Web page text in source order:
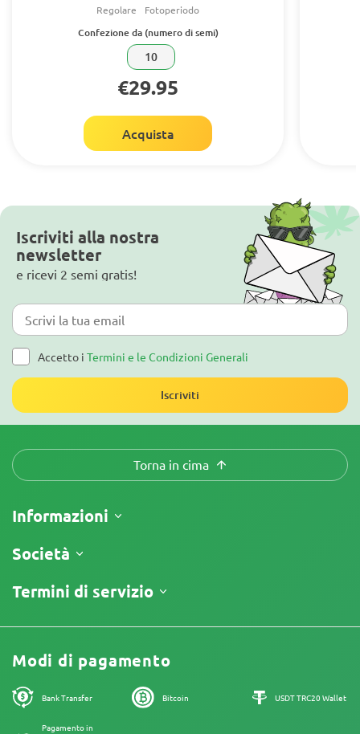
Regolare Fotoperiodo
Confezione da (numero di semi)
10
€29.95
Acquista
Iscriviti alla nostra
newsletter
e ricevi 2 semi gratis!
Accetto i Termini e le Condizioni Generali
Iscriviti
Torna in cima
Informazioni
Spedizione
Politica di Reso
Società
Chi siamo
Recensioni
Programma di Affiliazione
I nostri autori
Mappa del sito
Termini di servizio
Termini e Condizioni
Informativa sulla Privacy
Informativa sui Cookies
Nota Legale
Modi di pagamento
Bank Transfer Bitcoin USDT TRC20 Wallet
Pagamento in